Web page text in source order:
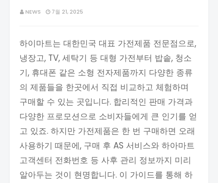
NEWS 7월 21, 2025
하이마트는 대한민국 대표 가전제품 전문점으로,
냉장고, TV, 세탁기 등 대형 가전부터 밥솥, 청소
기, 휴대폰 같은 소형 전자제품까지 다양한 종류
의 제품들을 한곳에서 직접 비교하고 체험하며
구매할 수 있는 곳입니다. 합리적인 판매 가격과
다양한 프로모션으로 소비자들에게 큰 인기를 얻
고 있죠. 하지만 가전제품은 한 번 구매하면 오래
사용하기 때문에, 구매 후 AS 서비스와 하아마트
고객센터 전화번호 등 사후 관리 정보까지 미리
알아두는 것이 현명합니다. 이 가이드를 통해 하